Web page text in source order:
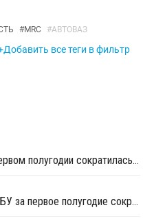
#MRC #АВТОВАЗ
все теги в фильтр
Прибыль Казаньоргсинтеза в первом полугодии сократилась более чем в 2 раза
Чистая прибыль СИБУРа по РСБУ за первое полугодие сократилась в 3,6 раза